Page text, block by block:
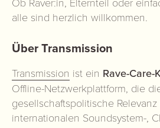
alle sind herzlich willkommen.
Über Transmission
Transmission ist ein Rave-Care-
Offline-Netzwerkplattform, die
gesellschaftspolitische
internationalen Soundsystem-,